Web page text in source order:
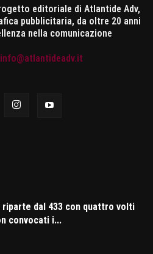
editoriale di Atlantide Adv,
pubblicitaria, da oltre 20 anni
nella comunicazione
info@atlantideadv.it
riparte dal 433 con quattro volti
convocati i...